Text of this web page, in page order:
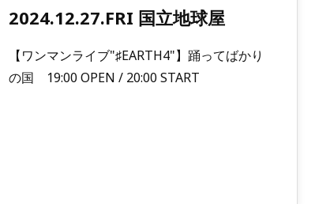
2024.12.27.FRI 国立地球屋
【ワンマンライブ"♯EARTH4"】踊ってばかり
の国 19:00 OPEN / 20:00 START